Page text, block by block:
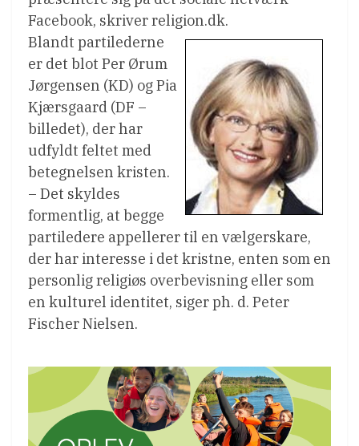
Facebook, skriver religion.dk.
Blandt partilederne
er det blot Per Ørum
Jørgensen (KD) og Pia
Kjærsgaard (DF –
billedet), der har
udfyldt feltet med
betegnelsen kristen.
– Det skyldes
formentlig, at begge
partiledere appellerer til en vælgerskare,
der har interesse i det kristne, enten som en
personlig religiøs overbevisning eller som
en kulturel identitet, siger ph. d. Peter
Fischer Nielsen.